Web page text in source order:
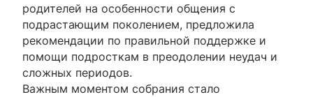
родителей на особенности общения с
подрастающим поколением, предложила
рекомендации по правильной поддержке и
помощи подросткам в преодолении неудач и
сложных периодов.
Важным моментом собрания стало